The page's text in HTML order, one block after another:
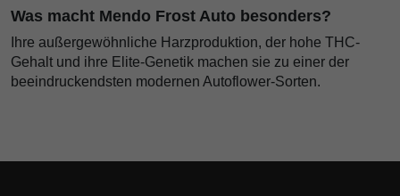
Was macht Mendo Frost Auto besonders?
Ihre außergewöhnliche Harzproduktion, der hohe THC-
Gehalt und ihre Elite-Genetik machen sie zu einer der
beeindruckendsten modernen Autoflower-Sorten.